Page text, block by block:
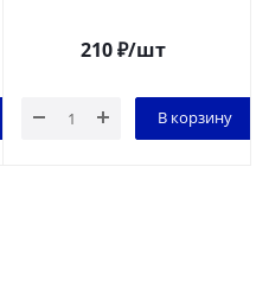
210₽/шт
В корзину